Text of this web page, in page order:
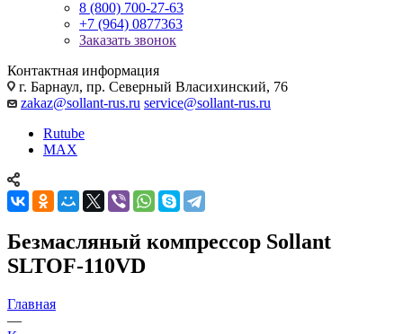
8 (800) 700-27-63
+7 (964) 0877363
Заказать звонок
Контактная информация
г. Барнаул, пр. Северный Власихинский, 76
zakaz@sollant-rus.ru service@sollant-rus.ru
Rutube
MAX
Безмасляный компрессор Sollant
SLTOF-110VD
Главная
—